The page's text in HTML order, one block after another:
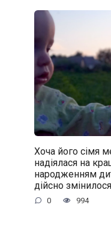
Хоча його сімя
надіялася на
народженням
дійсно
0 994